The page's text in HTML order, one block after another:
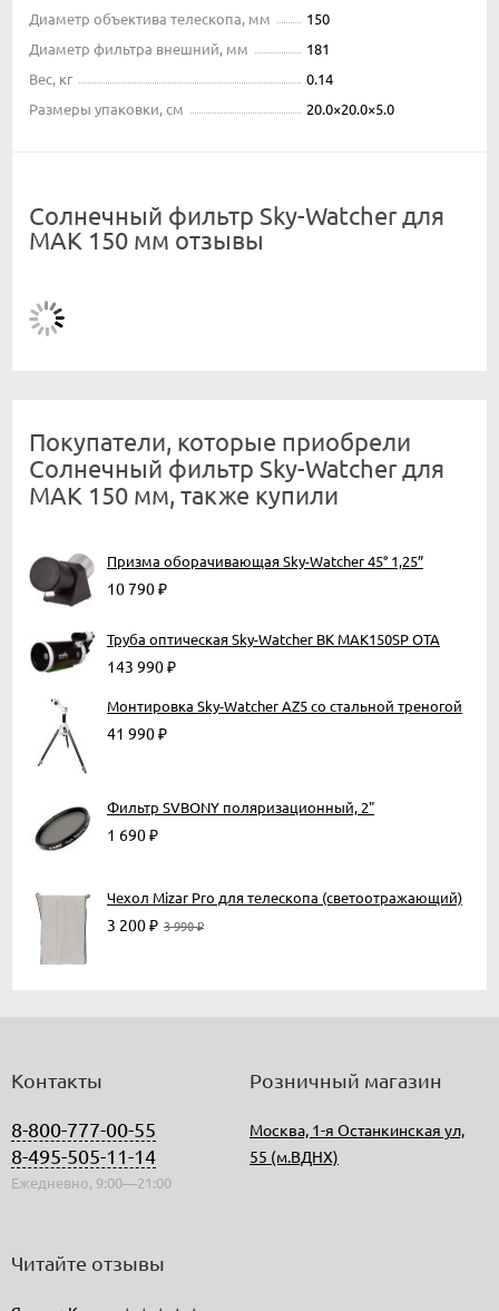
Диаметр объектива телескопа, мм
150
Диаметр фильтра внешний, мм
181
Вес, кг
0.14
Размеры упаковки, см
20.0×20.0×5.0
Солнечный фильтр Sky-Watcher для
MAK 150 мм отзывы
Покупатели, которые приобрели
Солнечный фильтр Sky-Watcher для
MAK 150 мм, также купили
Призма оборачивающая Sky-Watcher 45° 1,25”
10 790₽
Труба оптическая Sky-Watcher BK MAK150SP OTA
143 990₽
Монтировка Sky-Watcher AZ5 со стальной треногой
41 990₽
Фильтр SVBONY поляризационный, 2"
1 690₽
Чехол Mizar Pro для телескопа (светоотражающий)
3 200₽ 3 990₽
Контакты
8-800-777-00-55
8-495-505-11-14
Ежедневно, 9:00—21:00
Розничный магазин
Москва, 1-я Останкинская ул,
55 (м.ВДНХ)
Читайте отзывы